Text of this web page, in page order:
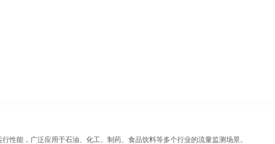
能，广泛应用于石油、化工、制药、食品饮料等多个行业的流量监测场景。